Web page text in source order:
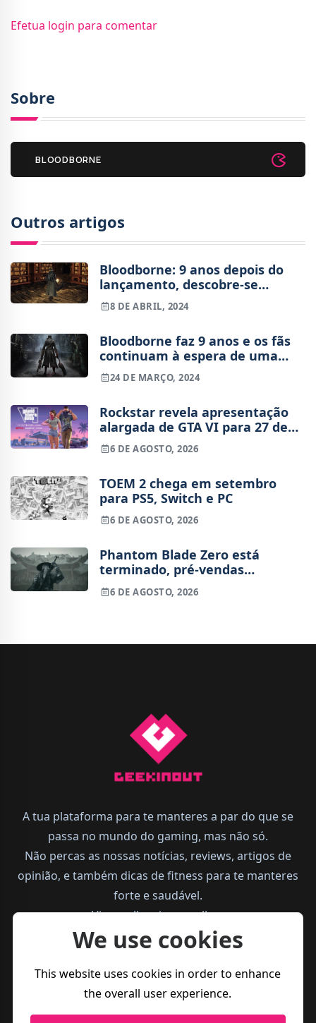
Efetua login para comentar
Sobre
BLOODBORNE
Outros artigos
Bloodborne: 9 anos depois do
lançamento, descobre-se
pequena área cortada
8 DE ABRIL, 2024
Bloodborne faz 9 anos e os fãs
continuam à espera de uma
sequela ou remake
24 DE MARÇO, 2024
Rockstar revela apresentação
alargada de GTA VI para 27 de
agosto
6 DE AGOSTO, 2026
TOEM 2 chega em setembro
para PS5, Switch e PC
6 DE AGOSTO, 2026
Phantom Blade Zero está
terminado, pré-vendas
começam na próxima semana
6 DE AGOSTO, 2026
A tua plataforma para te manteres a par do que se
passa no mundo do gaming, mas não só.
Não percas as nossas notícias, reviews, artigos de
opinião, e também dicas de fitness para te manteres
forte e saudável.
Vive melhor, joga melhor.
We use cookies
This website uses cookies in order to enhance
the overall user experience.